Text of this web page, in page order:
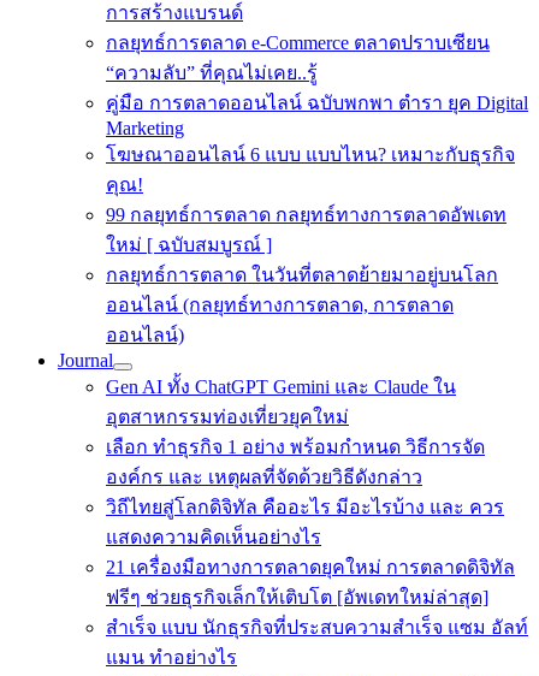
การสร้างแบรนด์
กลยุทธ์การตลาด e-Commerce ตลาดปราบเซียน
“ความลับ” ที่คุณไม่เคย..รู้
คู่มือ การตลาดออนไลน์ ฉบับพกพา ตำรา ยุค Digital
Marketing
โฆษณาออนไลน์ 6 แบบ แบบไหน? เหมาะกับธุรกิจ
คุณ!
99 กลยุทธ์การตลาด กลยุทธ์ทางการตลาดอัพเดท
ใหม่ [ ฉบับสมบูรณ์ ]
กลยุทธ์การตลาด ในวันที่ตลาดย้ายมาอยู่บนโลก
ออนไลน์ (กลยุทธ์ทางการตลาด, การตลาด
ออนไลน์)
Journal
Gen AI ทั้ง ChatGPT Gemini และ Claude ใน
อุตสาหกรรมท่องเที่ยวยุคใหม่
เลือก ทำธุรกิจ 1 อย่าง พร้อมกำหนด วิธีการจัด
องค์กร และ เหตุผลที่จัดด้วยวิธีดังกล่าว
วิถีไทยสู่โลกดิจิทัล คืออะไร มีอะไรบ้าง และ ควร
แสดงความคิดเห็นอย่างไร
21 เครื่องมือทางการตลาดยุคใหม่ การตลาดดิจิทัล
ฟรีๆ ช่วยธุรกิจเล็กให้เติบโต [อัพเดทใหม่ล่าสุด]
สำเร็จ แบบ นักธุรกิจที่ประสบความสําเร็จ แซม อัลท์
แมน ทำอย่างไร